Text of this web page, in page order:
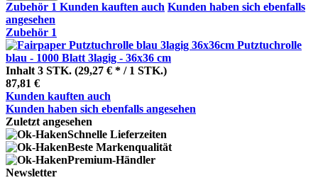
Zubehör 1 Kunden kauften auch Kunden haben sich ebenfalls
angesehen
Zubehör 1
Putztuchrolle
blau - 1000 Blatt 3lagig - 36x36 cm
Inhalt 3 STK. (29,27 € * / 1 STK.)
87,81 €
Kunden kauften auch
Kunden haben sich ebenfalls angesehen
Zuletzt angesehen
Schnelle Lieferzeiten
Beste Markenqualität
Premium-Händler
Newsletter